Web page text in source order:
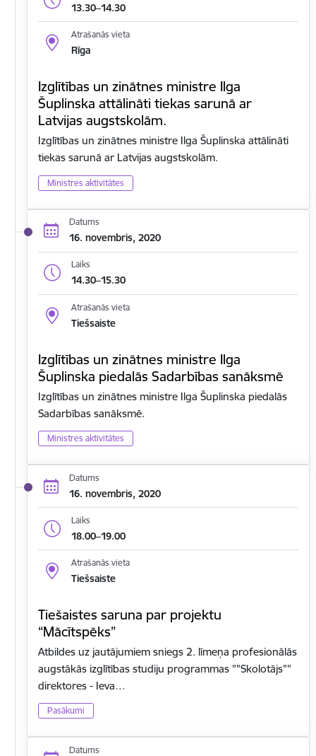
13.30–14.30
Atrašanās vieta
Rīga
Izglītības un zinātnes ministre Ilga
Šuplinska attālināti tiekas sarunā ar
Latvijas augstskolām.
Izglītības un zinātnes ministre Ilga Šuplinska attālināti
tiekas sarunā ar Latvijas augstskolām.
Ministres aktivitātes
Datums
16. novembris, 2020
Laiks
14.30–15.30
Atrašanās vieta
Tiešsaiste
Izglītības un zinātnes ministre Ilga
Šuplinska piedalās Sadarbības sanāksmē
Izglītības un zinātnes ministre Ilga Šuplinska piedalās
Sadarbības sanāksmē.
Ministres aktivitātes
Datums
16. novembris, 2020
Laiks
18.00–19.00
Atrašanās vieta
Tiešsaiste
Tiešaistes saruna par projektu
“Mācītspēks”
Atbildes uz jautājumiem sniegs 2. līmeņa profesionālās
augstākās izglītības studiju programmas ""Skolotājs""
direktores - Ieva…
Pasākumi
Datums